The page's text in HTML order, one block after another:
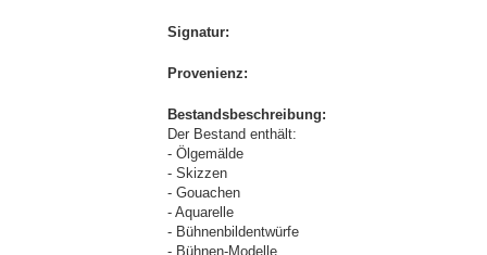
Signatur:
Provenienz:
Bestandsbeschreibung:
Der Bestand enthält:
- Ölgemälde
- Skizzen
- Gouachen
- Aquarelle
- Bühnenbildentwürfe
- Bühnen-Modelle